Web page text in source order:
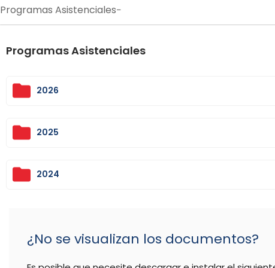
Programas Asistenciales
Programas Asistenciales
2026
2025
2024
¿No se visualizan los documentos?